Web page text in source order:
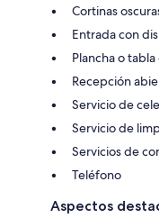
Cortinas
Entrada con
Plancha o
Recepción
Servicio de
Servicio de
Servicios de
Teléfono
Aspectos